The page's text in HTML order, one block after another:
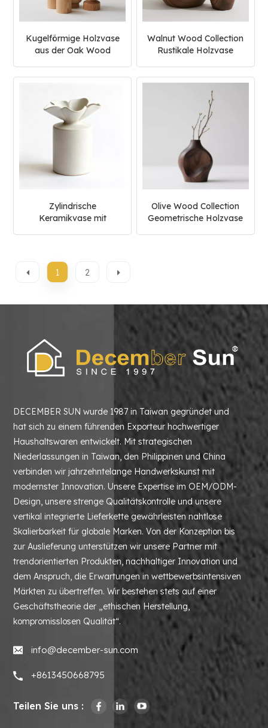
Kugelförmige Holzvase
aus der Oak Wood
Walnut Wood Collection
Rustikale Holzvase
Zylindrische
Keramikvase mit
Olive Wood Collection
Geometrische Holzvase
1 2
DECEMBER SUN wurde 1987 in Taiwan gegründet und
hat sich zu einem führenden Exporteur hochwertiger
Haushaltswaren entwickelt. Mit strategischen
Niederlassungen in Taiwan, den Philippinen und China
verbinden wir jahrzehntelange Handwerkskunst mit
modernster Innovation. Unsere Expertise im OEM/ODM-
Design, unsere strenge Qualitätskontrolle und unsere
vertikal integrierte Lieferkette gewährleisten nahtlose
Skalierbarkeit für globale Marken. Von der Konzeption bis
zur Auslieferung unterstützen wir unsere Partner mit
trendorientierten Produkten, nachhaltiger Innovation und
dem Anspruch, die Erwartungen in wettbewerbsintensiven
Märkten zu übertreffen. Wir bestehen stets auf einer
Geschäftstheorie der „ethischen Herstellung,
kompromisslosen Qualität“.
info@december-sun.com
+8613450668795
Teilen Sie uns :